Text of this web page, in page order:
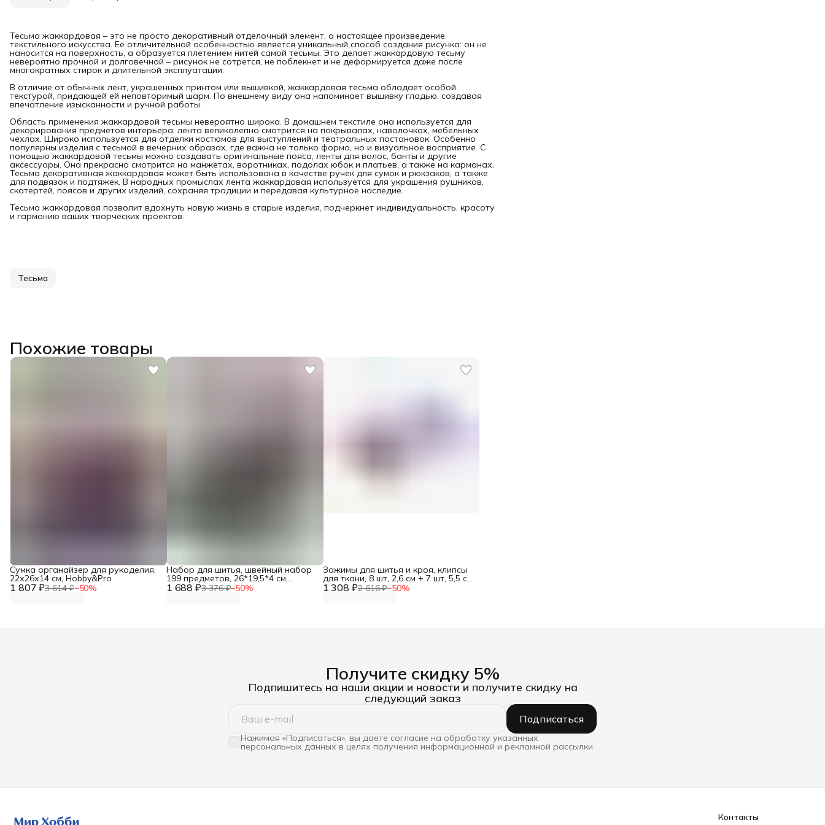
Тесьма жаккардовая позволит вдохнуть новую жизнь в
старые изделия, подчеркнет индивидуальность, красоту и
гармонию ваших творческих проектов.
Тесьма жаккардовая – это не просто декоративный отделочный элемент, а настоящее произведение
текстильного искусства. Ее отличительной особенностью является уникальный способ создания рисунка: он не
наносится на поверхность, а образуется плетением нитей самой тесьмы. Это делает жаккардовую тесьму
невероятно прочной и долговечной – рисунок не сотрется, не поблекнет и не деформируется даже после
многократных стирок и длительной эксплуатации.
В отличие от обычных лент, украшенных принтом или вышивкой, жаккардовая тесьма обладает особой
текстурой, придающей ей неповторимый шарм. По внешнему виду она напоминает вышивку гладью, создавая
впечатление изысканности и ручной работы.
Область применения жаккардовой тесьмы невероятно широка. В домашнем текстиле она используется для
декорирования предметов интерьера: лента великолепно смотрится на покрывалах, наволочках, мебельных
чехлах. Широко используется для отделки костюмов для выступлений и театральных постановок. Особенно
популярны изделия с тесьмой в вечерних образах, где важна не только форма, но и визуальное восприятие. С
помощью жаккардовой тесьмы можно создавать оригинальные пояса, ленты для волос, банты и другие
аксессуары. Она прекрасно смотрится на манжетах, воротниках, подолах юбок и платьев, а также на карманах.
Тесьма декоративная жаккардовая может быть использована в качестве ручек для сумок и рюкзаков, а также
для подвязок и подтяжек. В народных промыслах лента жаккардовая используется для украшения рушников,
скатертей, поясов и других изделий, сохраняя традиции и передавая культурное наследие.
Тесьма жаккардовая позволит вдохнуть новую жизнь в старые изделия, подчеркнет индивидуальность, красоту
и гармонию ваших творческих проектов.
Тесьма
Похожие товары
1 807 ₽3 614 ₽−50%
Сумка органайзер для рукоделия,
22х26х14 см, Hobby&Pro
1 688 ₽3 376 ₽−50%
Набор для шитья, швейный набор
199 предметов, 26*19,5*4 см,
Hobby&Pro 1 308 ₽2 616 ₽−50%
Зажимы для шитья и кроя, клипсы
для ткани, 8 шт, 2,6 см + 7 шт, 5,5 см,
Prym
Получите скидку 5%
Подпишитесь на наши акции и новости и получите скидку на
следующий заказ
Подписаться
Нажимая «Подписаться», вы даете согласие на обработку указанных
персональных данных в целях получения информационной и рекламной рассылки
Контакты